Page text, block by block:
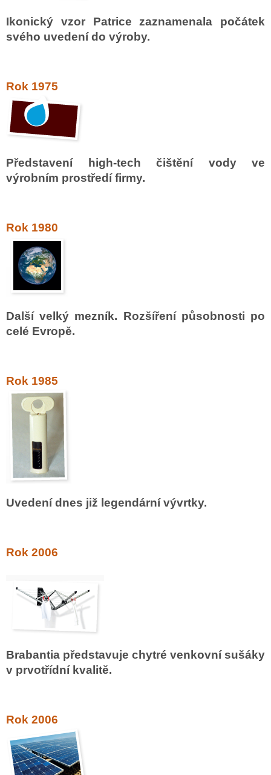
Ikonický vzor Patrice zaznamenala počátek
svého uvedení do výroby.
Rok 1975
Představení high-tech čištění vody ve
výrobním prostředí firmy.
Rok 1980
Další velký mezník. Rozšíření působnosti po
celé Evropě.
Rok 1985
Uvedení dnes již legendární vývrtky.
Rok 2006
Brabantia představuje chytré venkovní sušáky
v prvotřídní kvalitě.
Rok 2006